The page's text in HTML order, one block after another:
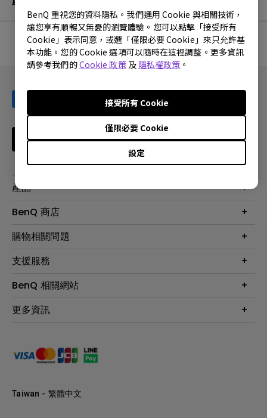
BenQ 重視您的資料隱私。我們運用 Cookie 與相關技術，
讓您享有順暢又無憂的瀏覽體驗。您可以點擊「接受所有
Cookie」表示同意，或選「僅限必要 Cookie」來只允許基
本功能。您的 Cookie 選項可以隨時在這裡調整。更多資訊
請參考我們的Cookie 政策及 隱私權政策 。
設定
僅限必要 Cookie
接受所有 Cookie
沒有相關的保固資訊
訂閱電子報
產品
大型液晶
投影機
智慧照明
專業拍物視訊鏡頭
BenQ 商店
最新產品與活動
尋找銷售據點
會員綁定LINE教學
購物相關問題
第一次購物就上手
延長保固購買
贈品兌換網站首頁
支援服務
服務公告
保固條例
手冊與軟體下載
產品常見問題
BenQ 相關網站
專業商用解決方案
BenQ 大娛樂家
更多資訊
永續發展
產品碳足跡報告
明基基金會
Taiwan - 繁體中文